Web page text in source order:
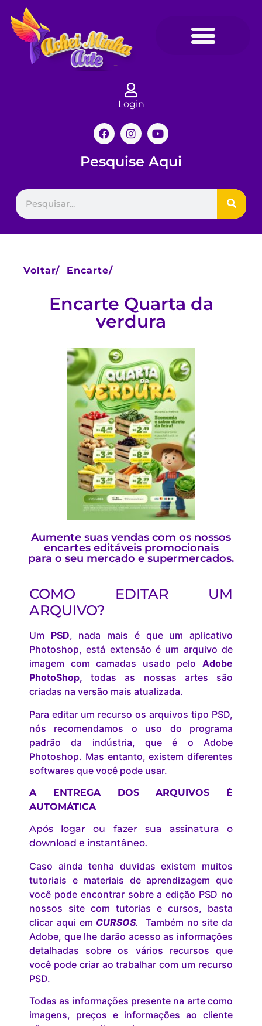
Login
Pesquise Aqui
Voltar/ Encarte/
Encarte Quarta da
verdura
Aumente suas vendas com os nossos
encartes editáveis promocionais
para o seu mercado e supermercados.
COMO EDITAR UM
ARQUIVO?
Um PSD, nada mais é que um aplicativo
Photoshop, está extensão é um arquivo de
imagem com camadas usado pelo Adobe
PhotoShop, todas as nossas artes são
criadas na versão mais atualizada.
Para editar um recurso os arquivos tipo PSD,
nós recomendamos o uso do programa
padrão da indústria, que é o Adobe
Photoshop. Mas entanto, existem diferentes
softwares que você pode usar.
A ENTREGA DOS ARQUIVOS É
AUTOMÁTICA
Após logar ou fazer sua assinatura o
download e instantâneo.
Caso ainda tenha duvidas existem muitos
tutoriais e materiais de aprendizagem que
você pode encontrar sobre a edição PSD no
nossos site com tutorias e cursos, basta
clicar aqui em CURSOS.
Também no site da
Adobe, que lhe darão acesso as informações
detalhadas sobre os vários recursos que
você pode criar ao trabalhar com um recurso
PSD.
Todas as informações presente na arte como
imagens, preços e informações ao cliente